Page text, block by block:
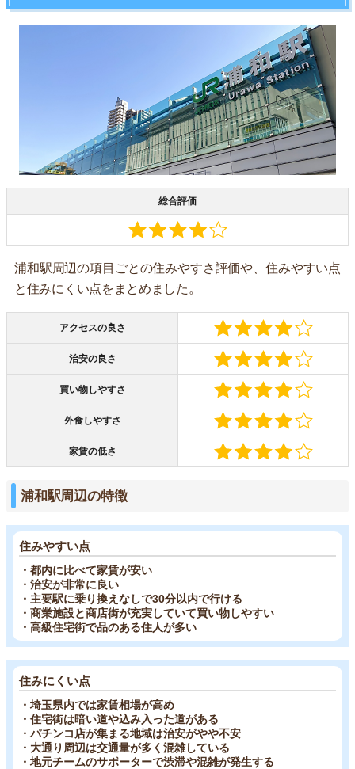
総合評価
浦和駅周辺の項目ごとの住みやすさ評価や、住みやすい点
と住みにくい点をまとめました。
アクセスの良さ
治安の良さ
買い物しやすさ
外食しやすさ
家賃の低さ
浦和駅周辺の特徴
住みやすい点
・都内に比べて家賃が安い
・治安が非常に良い
・主要駅に乗り換えなしで30分以内で行ける
・商業施設と商店街が充実していて買い物しやすい
・高級住宅街で品のある住人が多い
住みにくい点
・埼玉県内では家賃相場が高め
・住宅街は暗い道や込み入った道がある
・パチンコ店が集まる地域は治安がやや不安
・大通り周辺は交通量が多く混雑している
・地元チームのサポーターで渋滞や混雑が発生する